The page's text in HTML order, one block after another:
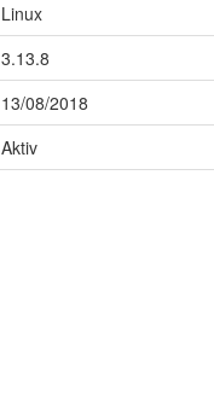
Linux
3.13.8
13/08/2018
Aktiv